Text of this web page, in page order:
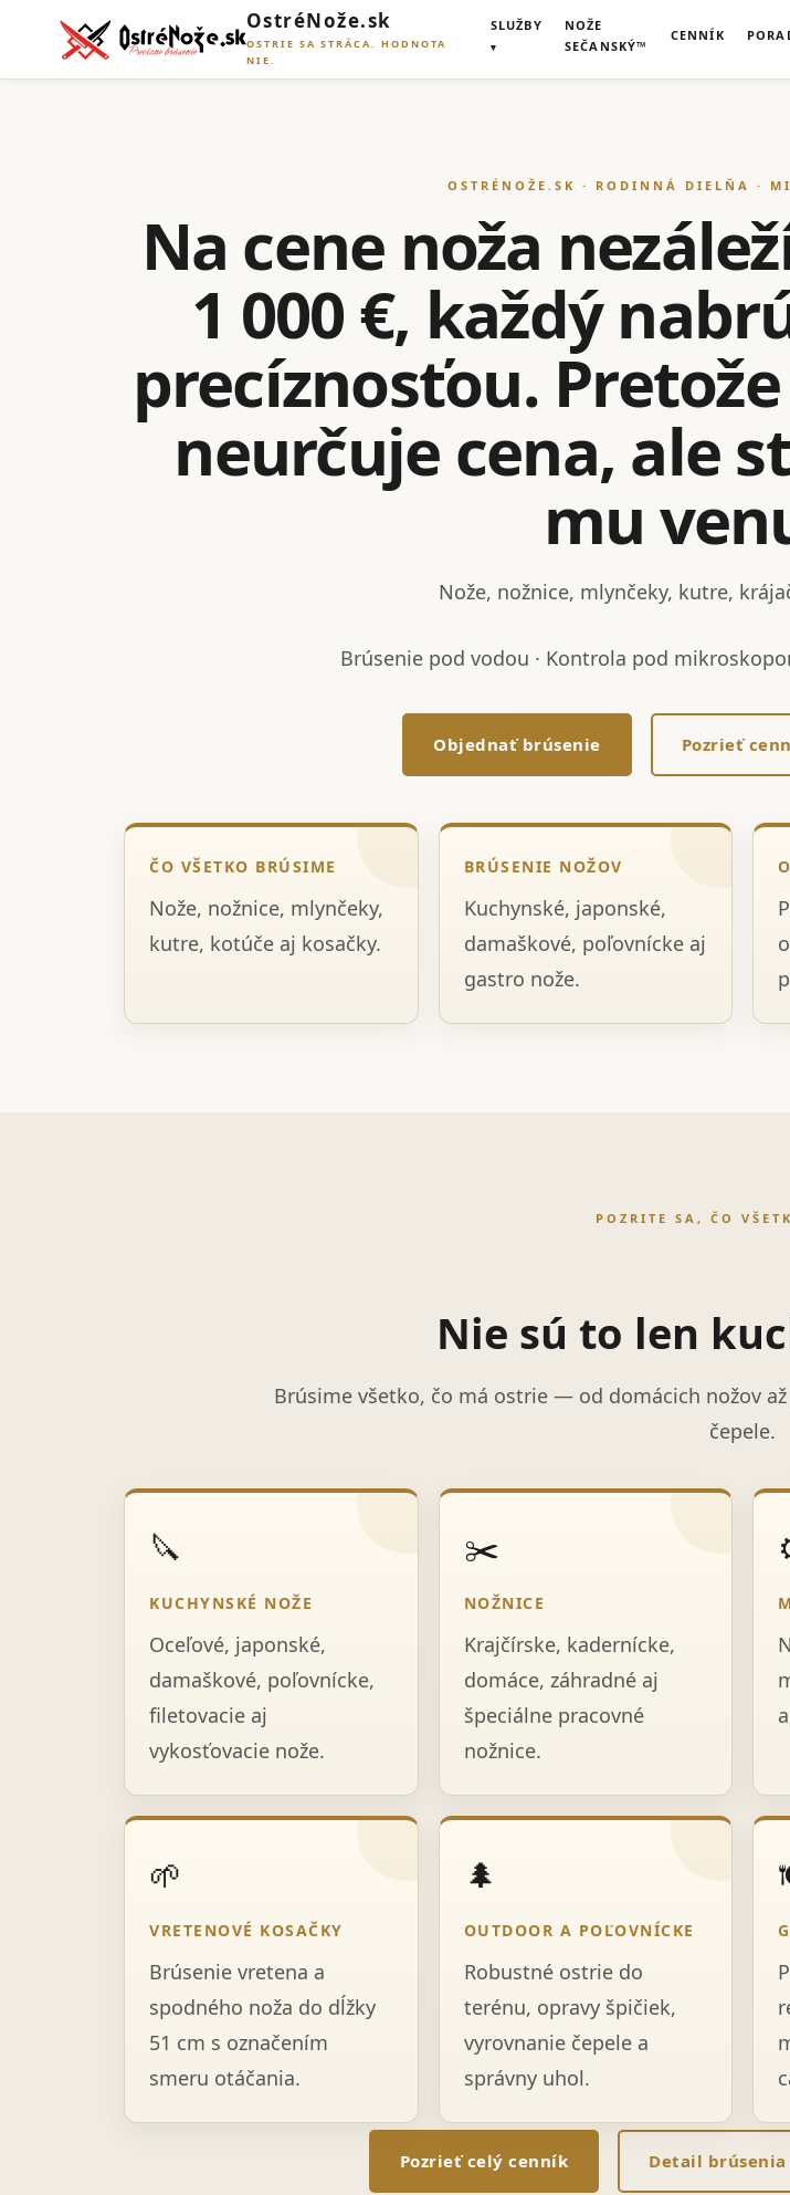
OstréNože.sk
OSTRIE SA STRÁCA. HODNOTA
NIE.
SLUŽBY
NOŽE
SEČANSKÝ™
CENNÍK
OSTRÉNOŽE.SK · RODINNÁ DIELŇA ·
Na cene noža
1 000 €, každý
precíznosťou.
neurčuje cena, ale
mu
Nože, nožnice, mlynčeky, kutre,
Brúsenie pod vodou · Kontrola pod
Objednať brúsenie Pozrieť
ČO VŠETKO BRÚSIME
Nože, nožnice, mlynčeky,
kutre, kotúče aj kosačky.
BRÚSENIE NOŽOV
Kuchynské, japonské,
damaškové, poľovnícke aj
gastro nože.
POZRITE SA, ČO
Nie sú to len
Brúsime všetko, čo má ostrie — od domácich nožov
čepele.
🔪
KUCHYNSKÉ NOŽE
Oceľové, japonské,
damaškové, poľovnícke,
filetovacie aj
vykosťovacie nože.
✂️
NOŽNICE
Krajčírske, kadernícke,
domáce, záhradné aj
špeciálne pracovné
nožnice.
🌱
VRETENOVÉ KOSAČKY
Brúsenie vretena a
spodného noža do dĺžky
51 cm s označením
smeru otáčania.
🌲
OUTDOOR A POĽOVNÍCKE
Robustné ostrie do
terénu, opravy špičiek,
vyrovnanie čepele a
správny uhol.
Pozrieť celý cenník Detail brúsenia